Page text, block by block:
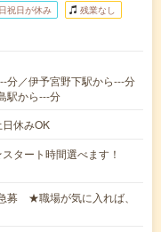
祝日が休み 残業なし
分／伊予宮野下駅から---分
駅から---分
休みOK
タート時間選べます！
★職場が気に入れば、